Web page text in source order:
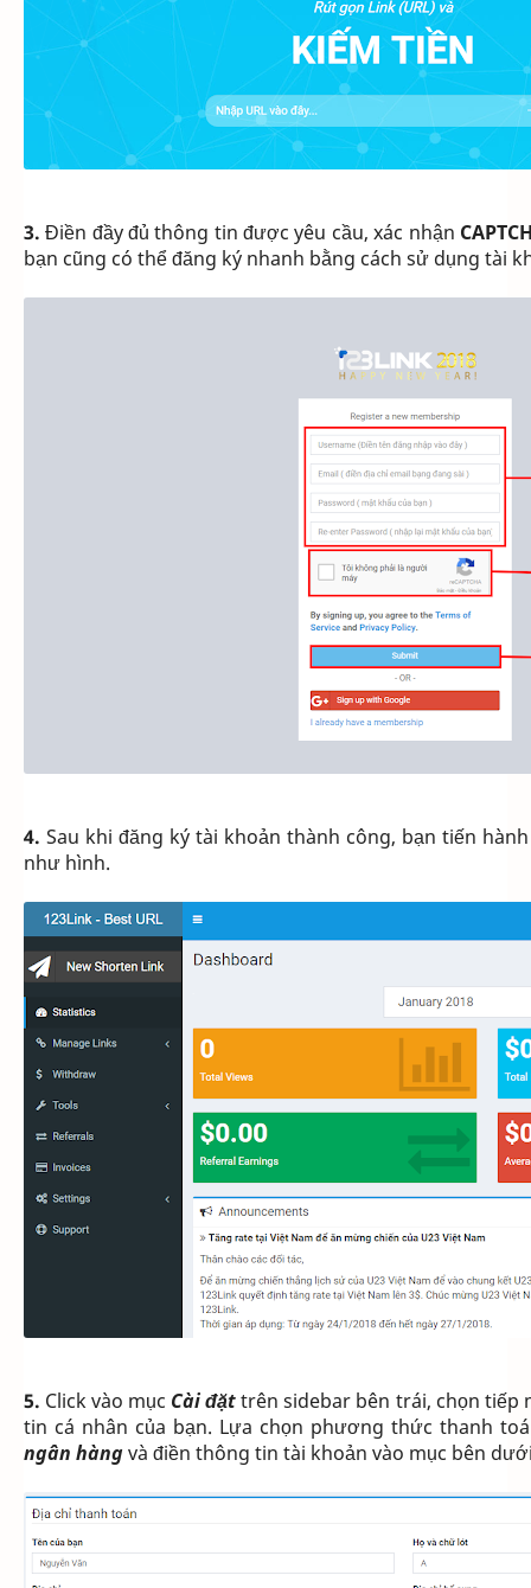
3. Điền đầy đủ thông tin được yêu cầu, xác nhận
bạn cũng có thể đăng ký nhanh bằng cách sử dụng tài
4. Sau khi đăng ký tài khoản thành công, bạn tiến
như hình.
5. Click vào mục Cài đặttrên sidebar bên trái, chọn tiếp
tin cá nhân của bạn. Lựa chọn phương thức thanh
ngân hàngvà điền thông tin tài khoản vào mục bên